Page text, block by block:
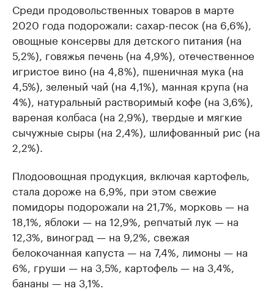
Среди продовольственных товаров в марте
2020 года подорожали: сахар-песок (на 6,6%),
овощные консервы для детского питания (на
5,2%), говяжья печень (на 4,9%), отечественное
игристое вино (на 4,8%), пшеничная мука (на
4,5%), зеленый чай (на 4,1%), манная крупа (на
4%), натуральный растворимый кофе (на 3,6%),
вареная колбаса (на 2,9%), твердые и мягкие
сычужные сыры (на 2,4%), шлифованный рис (на
2,2%).
Плодоовощная продукция, включая картофель,
стала дороже на 6,9%, при этом свежие
помидоры подорожали на 21,7%, морковь — на
18,1%, яблоки — на 12,9%, репчатый лук — на
12,3%, виноград — на 9,2%, свежая
белокочанная капуста — на 7,4%, лимоны — на
6%, груши — на 3,5%, картофель — на 3,4%,
бананы — на 3,1%.